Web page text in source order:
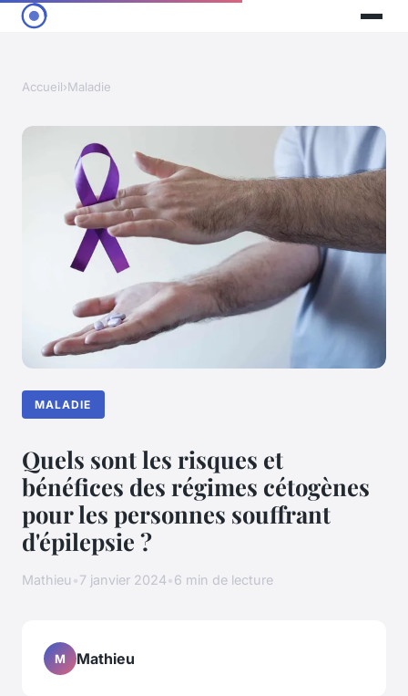
Accueil›Maladie
MALADIE
Quels sont les risques et
bénéfices des régimes cétogènes
pour les personnes souffrant
d'épilepsie ?
Mathieu •7 janvier 2024•6 min de lecture
M Mathieu